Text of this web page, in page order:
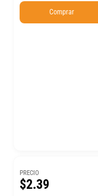
Comprar
PRECIO
$2.39